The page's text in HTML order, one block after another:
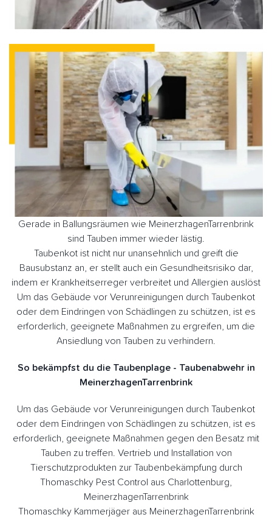
Gerade in Ballungsräumen wie MeinerzhagenTarrenbrink
sind Tauben immer wieder lästig.
Taubenkot ist nicht nur unansehnlich und greift die
Bausubstanz an, er stellt auch ein Gesundheitsrisiko dar,
indem er Krankheitserreger verbreitet und Allergien auslöst
Um das Gebäude vor Verunreinigungen durch Taubenkot
oder dem Eindringen von Schädlingen zu schützen, ist es
erforderlich, geeignete Maßnahmen zu ergreifen, um die
Ansiedlung von Tauben zu verhindern.
So bekämpfst du die Taubenplage - Taubenabwehr in
MeinerzhagenTarrenbrink
Um das Gebäude vor Verunreinigungen durch Taubenkot
oder dem Eindringen von Schädlingen zu schützen, ist es
erforderlich, geeignete Maßnahmen gegen den Besatz mit
Tauben zu treffen. Vertrieb und Installation von
Tierschutzprodukten zur Taubenbekämpfung durch
Thomaschky Pest Control aus Charlottenburg,
MeinerzhagenTarrenbrink
Thomaschky Kammerjäger aus MeinerzhagenTarrenbrink